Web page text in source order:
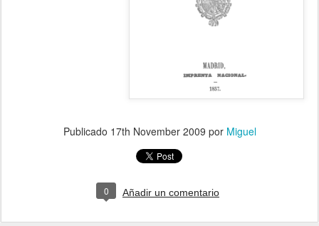
Publicado 17th November 2009 por Miguel
0 Añadir un comentario